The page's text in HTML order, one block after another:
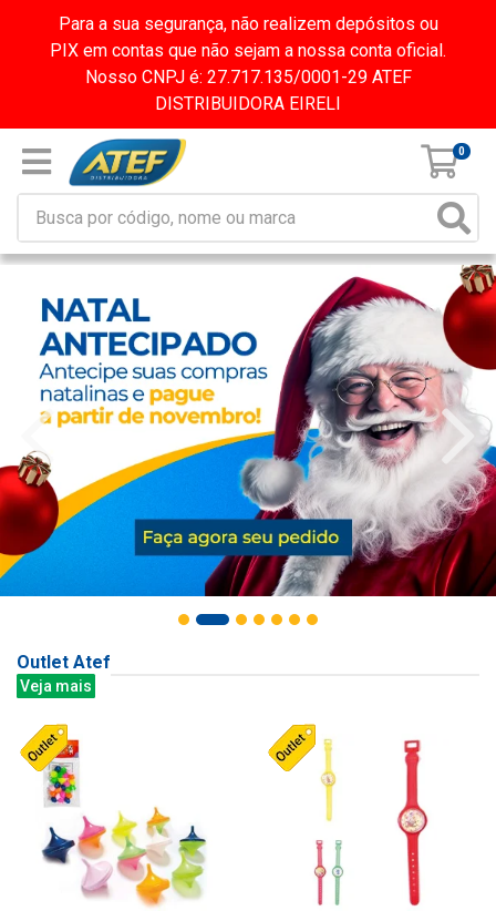
Para a sua segurança, não realizem depósitos ou
PIX em contas que não sejam a nossa conta oficial.
Nosso CNPJ é: 27.717.135/0001-29 ATEF
DISTRIBUIDORA EIRELI
0
Outlet Atef
Veja mais